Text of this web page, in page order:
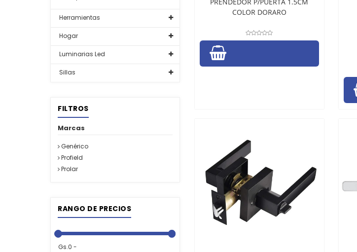
PRENDEDOR P/PUERTA 1.5CM
COLOR DORARO
Herramientas
Hogar
Luminarias Led
Sillas
FILTROS
Marcas
Genérico
Profield
Prolar
RANGO DE PRECIOS
Gs.0 -